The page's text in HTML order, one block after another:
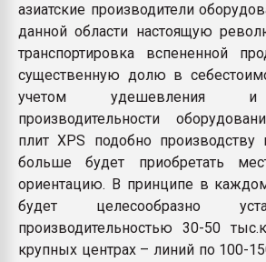
азиатские производители
данной области настоящую
транспортировка вспененной
существенную долю в
учетом удешевления и
производительности
плит XPS подобно
больше будет приобретать
ориентацию. В принципе в
будет целесообразно
производительностью 30-50
крупных центрах – линий по 100-